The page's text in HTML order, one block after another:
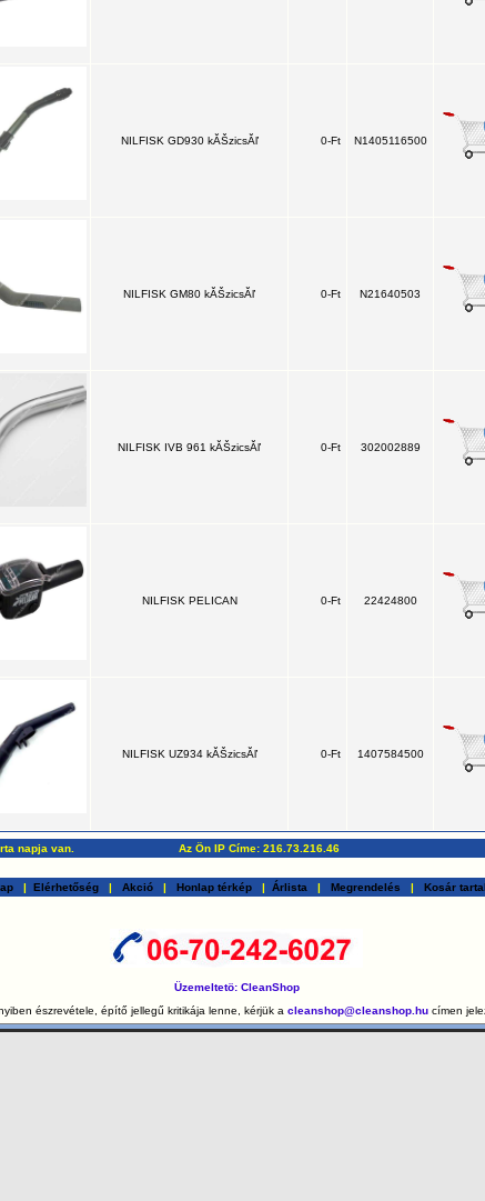
NILFISK GD930 kĂŠzicsĂľ 0-Ft N1405116500
NILFISK GM80 kĂŠzicsĂľ 0-Ft N21640503
NILFISK IVB 961 kĂŠzicsĂľ 0-Ft 302002889
NILFISK PELICAN 0-Ft 22424800
NILFISK UZ934 kĂŠzicsĂľ 0-Ft 1407584500
napja van. Az Ön IP Címe: 216.73.216.46
| Elérhetőség| Akció| Honlap térkép| Árlista | Megrendelés | Kosár
Üzemeltetö: CleanShop
észrevétele, építő jellegű kritikája lenne, kérjük a cleanshop@cleanshop.hu címen